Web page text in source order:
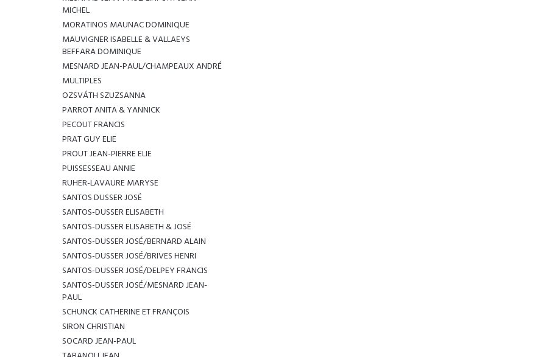
MICHEL
MORATINOS MAUNAC DOMINIQUE
MAUVIGNER ISABELLE & VALLAEYS
BEFFARA DOMINIQUE
MESNARD JEAN-PAUL/CHAMPEAUX ANDRÉ
MULTIPLES
OZSVÁTH SZUZSANNA
PARROT ANITA & YANNICK
PECOUT FRANCIS
PRAT GUY ELIE
PROUT JEAN-PIERRE ELIE
PUISSESSEAU ANNIE
RUHER-LAVAURE MARYSE
SANTOS DUSSER JOSÉ
SANTOS-DUSSER ELISABETH
SANTOS-DUSSER ELISABETH & JOSÉ
SANTOS-DUSSER JOSÉ/BERNARD ALAIN
SANTOS-DUSSER JOSÉ/BRIVES HENRI
SANTOS-DUSSER JOSÉ/DELPEY FRANCIS
SANTOS-DUSSER JOSÉ/MESNARD JEAN-
PAUL
SCHUNCK CATHERINE ET FRANÇOIS
SIRON CHRISTIAN
SOCARD JEAN-PAUL